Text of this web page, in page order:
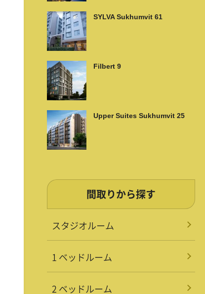
SYLVA Sukhumvit 61
Filbert 9
Upper Suites Sukhumvit 25
間取りから探す
スタジオルーム
1 ベッドルーム
2 ベッドルーム